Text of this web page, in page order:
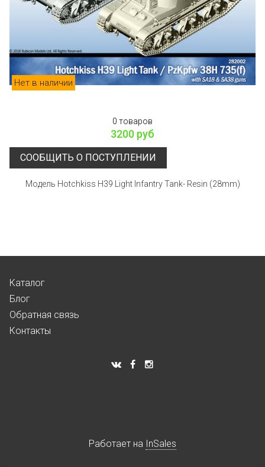
Нет в наличии
0 товаров
3200 руб
СООБЩИТЬ О ПОСТУПЛЕНИИ
Модель Hotchkiss H39 Light Infantry Tank- Resin (28mm)
Каталог
Блог
Обратная связь
Контакты
Работает на InSales